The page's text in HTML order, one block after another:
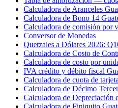
Calculadora de Aranceles
Calculadora de Bono 14
Calculadora de comisión por
Conversor de Monedas
Quetzales a Dólares 2026:
Calculadora de Costo de
Calculadora de costo por
IVA crédito y débito fiscal
Calculadora de cuota de
Calculadora de Décimo
Calculadora de Depreciación
Calculadora de Finiquito